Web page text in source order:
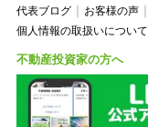
代表ブログ
お客様の声
個人情報の取扱いについて
不動産投資家の方へ